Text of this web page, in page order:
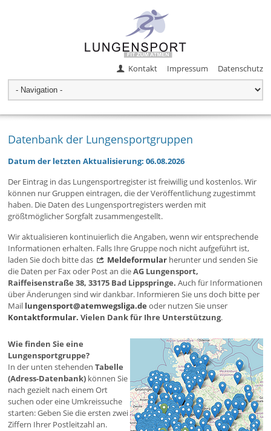
Kontakt Impressum Datenschutz
Datenbank der Lungensportgruppen
Datum der letzten Aktualisierung: 06.08.2026
Der Eintrag in das Lungensportregister ist freiwillig und kostenlos. Wir
können nur Gruppen eintragen, die der Veröffentlichung zugestimmt
haben. Die Daten des Lungensportregisters werden mit
größtmöglicher Sorgfalt zusammengestellt.
Wir aktualisieren kontinuierlich die Angaben, wenn wir entsprechende
Informationen erhalten. Falls Ihre Gruppe noch nicht aufgeführt ist,
laden Sie doch bitte das
Meldeformular herunter und senden Sie
die Daten per Fax oder Post an dieAG Lungensport,
Raiffeisenstraße 38, 33175 Bad Lippspringe. Auch für Informationen
über Änderungen sind wir dankbar. Informieren Sie uns doch bitte per
Mail lungensport@atemwegsliga.de oder nutzen Sie unser
Kontaktformular. Vielen Dank für Ihre Unterstützung.
Wie finden Sie eine
Lungensportgruppe?
In der unten stehenden Tabelle
(Adress-Datenbank) können Sie
nach gezielt nach einem Ort
suchen oder eine Umkreissuche
starten: Geben Sie die ersten zwei
Ziffern Ihrer Postleitzahl an.